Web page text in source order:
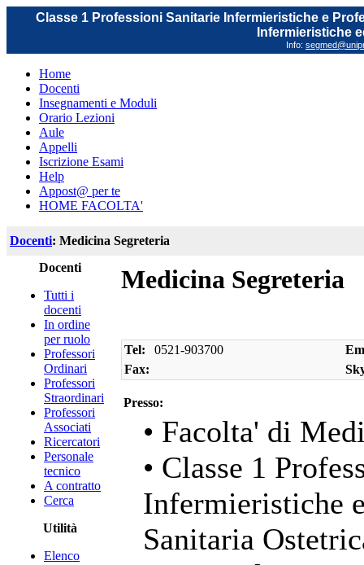
Classe 1 Professioni Sanitarie Infermieristiche e
Infermieristiche
Info:
Home
Docenti
Insegnamenti e Moduli
Orario Lezioni
Aule
Appelli
Iscrizione Esami
Help
Appost@ per te
HOME FACOLTA'
Docenti: Medicina Segreteria
Docenti
Tutti i
docenti
In ordine
per ruolo
Professori
Ordinari
Professori
Straordinari
Professori
Associati
Ricercatori
Personale
tecnico
A contratto
Cerca
Utilità
Elenco
Medicina Segreteria
Tel: 0521-903700
Fax:
Presso:
• Facolta' di
• Classe 1
Infermieristiche
Sanitaria